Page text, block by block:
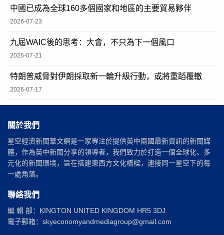
中國已成為全球160多個國家和地區的主要貿易夥伴
2026-07-23
九屆WAIC後的思考：大會，不只為下一個風口
2026-07-21
特朗普威脅對伊朗採取新一輪升級行動，或將重蹈覆轍
2026-07-17
關於我們
星空經濟新聞華文網是一家專注於提供英中兩國最新資訊的新聞媒
體，作為英中新聞分享的領導者，我們致力於打造一個全球化、多
元化的新聞環境，旨在搭建東西方文化橋樑，連接同一星空下的每
一處角落。
聯絡我們
編 輯 部：KINGTON UNITED KINGDOM HR5 3DJ
電子郵箱：skyeconomyandmediagroup@gmail.com